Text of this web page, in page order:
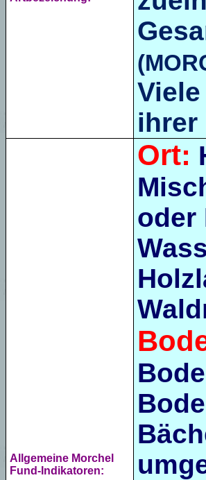
ihrer
Allgemeine Morchel
Fund-Indikatoren:
Ort:
oder